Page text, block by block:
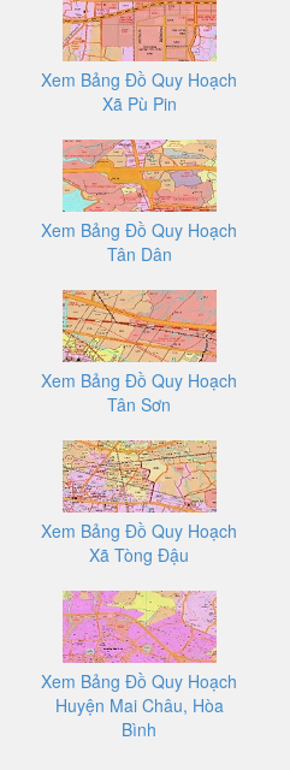
Xem Bảng Đồ Quy Hoạch
Xã Pù Pin
Xem Bảng Đồ Quy Hoạch
Tân Dân
Xem Bảng Đồ Quy Hoạch
Tân Sơn
Xem Bảng Đồ Quy Hoạch
Xã Tòng Đậu
Xem Bảng Đồ Quy Hoạch
Huyện Mai Châu, Hòa
Bình